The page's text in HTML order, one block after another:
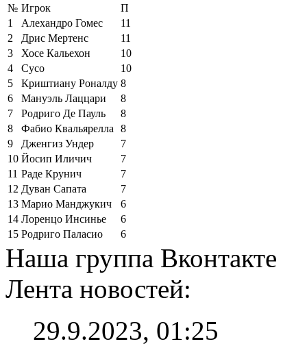
№ Игрок
П
1
Алехандро Гомес
11
2
Дрис Мертенс
11
3
Хосе Кальехон
10
4
Сусо
10
5
Криштиану Роналду 8
6
Мануэль Лаццари
8
7
Родриго Де Пауль
8
8
Фабио Квальярелла
8
9
Дженгиз Ундер
7
10 Йосип Иличич
7
11 Раде Крунич
7
12 Дуван Сапата
7
13 Марио Манджукич
6
14 Лоренцо Инсинье
6
15 Родриго Паласио 6
Наша группа Вконтакте
Лента новостей:
29.9.2023, 01:25